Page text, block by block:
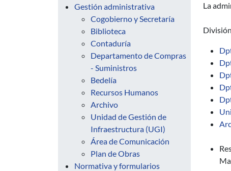
Gestión administrativa
Cogobierno y Secretaría
Biblioteca
Contaduría
Departamento de Compras
- Suministros
Bedelía
Recursos Humanos
Archivo
Unidad de Gestión de
Infraestructura (UGI)
Área de Comunicación
Plan de Obras
Normativa y formularios
La